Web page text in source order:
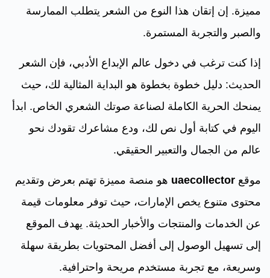
مميزة. إن إتقان هذا النوع من الشعر يتطلب الممارسة
والصبر والتجربة المستمرة.
إذا كنت ترغب في دخول عالم الإبداع الأدبي، فإن الشعر
الحديث: دليل خطوة بخطوة هو البداية المثالية لك، حيث
يمنحك الحرية الكاملة لصناعة صوتك الشعري الخاص. ابدأ
اليوم في كتابة أول نص لك، ودع مشاعرك تقودك نحو
عالم من الجمال والتعبير الحقيقي.
موقع uaecollector هو منصة مميزة تهتم بعرض وتقديم
محتوى متنوع يخص الإمارات، حيث توفر معلومات قيمة
عن الخدمات والمنتجات والأخبار الحديثة. يهدف الموقع
إلى تسهيل الوصول إلى أفضل المحتويات بطريقة سهلة
وسريعة، مع تجربة مستخدم مريحة واحترافية.